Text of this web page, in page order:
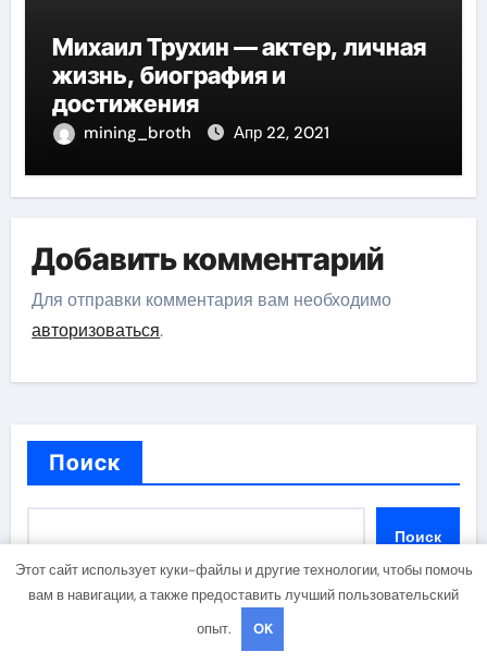
Михаил Трухин — актер, личная
жизнь, биография и
достижения
mining_broth Апр 22, 2021
Добавить комментарий
Для отправки комментария вам необходимо
авторизоваться.
Поиск
Поиск
Последние записи
Этот сайт использует куки-файлы и другие технологии, чтобы помочь
вам в навигации, а также предоставить лучший пользовательский
опыт.
OK